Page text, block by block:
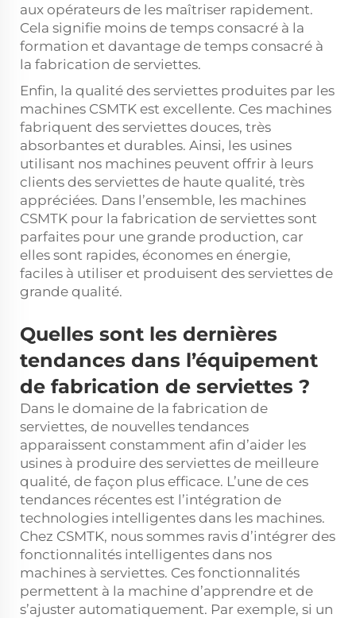
aux opérateurs de les maîtriser rapidement.
Cela signifie moins de temps consacré à la
formation et davantage de temps consacré à
la fabrication de serviettes.
Enfin, la qualité des serviettes produites par les
machines CSMTK est excellente. Ces machines
fabriquent des serviettes douces, très
absorbantes et durables. Ainsi, les usines
utilisant nos machines peuvent offrir à leurs
clients des serviettes de haute qualité, très
appréciées. Dans l’ensemble, les machines
CSMTK pour la fabrication de serviettes sont
parfaites pour une grande production, car
elles sont rapides, économes en énergie,
faciles à utiliser et produisent des serviettes de
grande qualité.
Quelles sont les dernières
tendances dans l’équipement
de fabrication de serviettes ?
Dans le domaine de la fabrication de
serviettes, de nouvelles tendances
apparaissent constamment afin d’aider les
usines à produire des serviettes de meilleure
qualité, de façon plus efficace. L’une de ces
tendances récentes est l’intégration de
technologies intelligentes dans les machines.
Chez CSMTK, nous sommes ravis d’intégrer des
fonctionnalités intelligentes dans nos
machines à serviettes. Ces fonctionnalités
permettent à la machine d’apprendre et de
s’ajuster automatiquement. Par exemple, si un